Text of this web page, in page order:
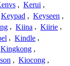
, Kerui ,
Keypad , Keyseen ,
, Kiina , Kiirie ,
, Kindle ,
Kingkong ,
, Kiocong ,